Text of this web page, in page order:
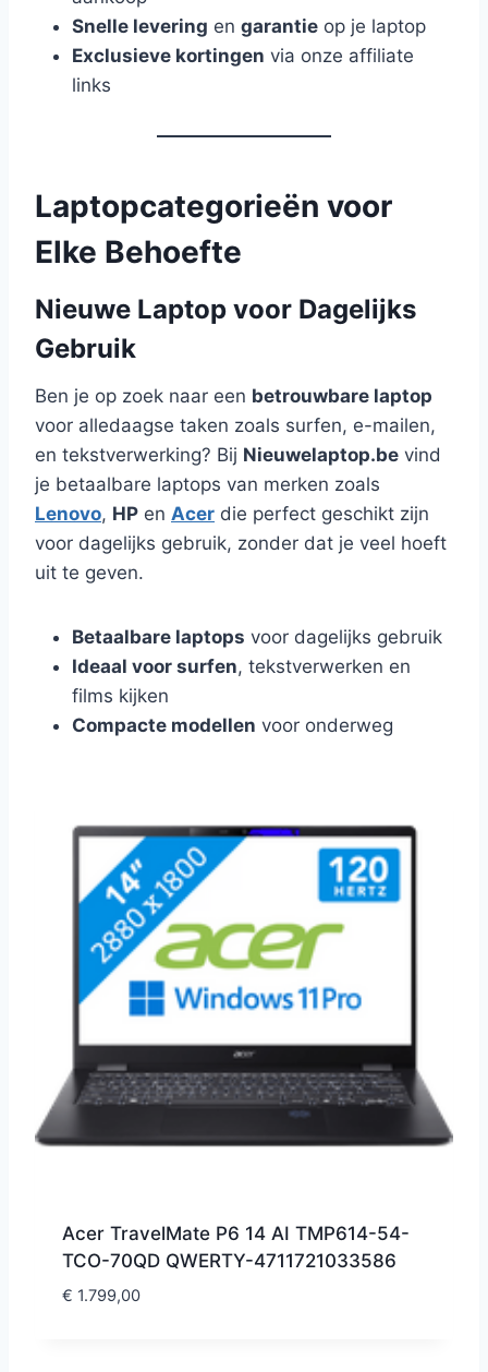
Snelle levering en garantie op je laptop
Exclusieve kortingen via onze affiliate
links
Laptopcategorieën voor
Elke Behoefte
Nieuwe Laptop voor Dagelijks
Gebruik
Ben je op zoek naar een betrouwbare laptop
voor alledaagse taken zoals surfen, e-mailen,
en tekstverwerking? Bij Nieuwelaptop.be vind
je betaalbare laptops van merken zoals
Lenovo, HP en Acer die perfect geschikt zijn
voor dagelijks gebruik, zonder dat je veel hoeft
uit te geven.
Betaalbare laptops voor dagelijks gebruik
Ideaal voor surfen, tekstverwerken en
films kijken
Compacte modellen voor onderweg
Acer TravelMate P6 14 AI TMP614-54-
TCO-70QD QWERTY-4711721033586
€ 1.799,00